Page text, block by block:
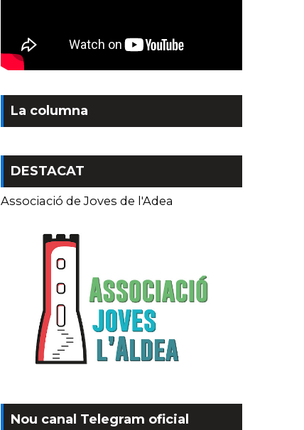
La columna
DESTACAT
Associació de Joves de l'Adea
Nou canal Telegram oficial